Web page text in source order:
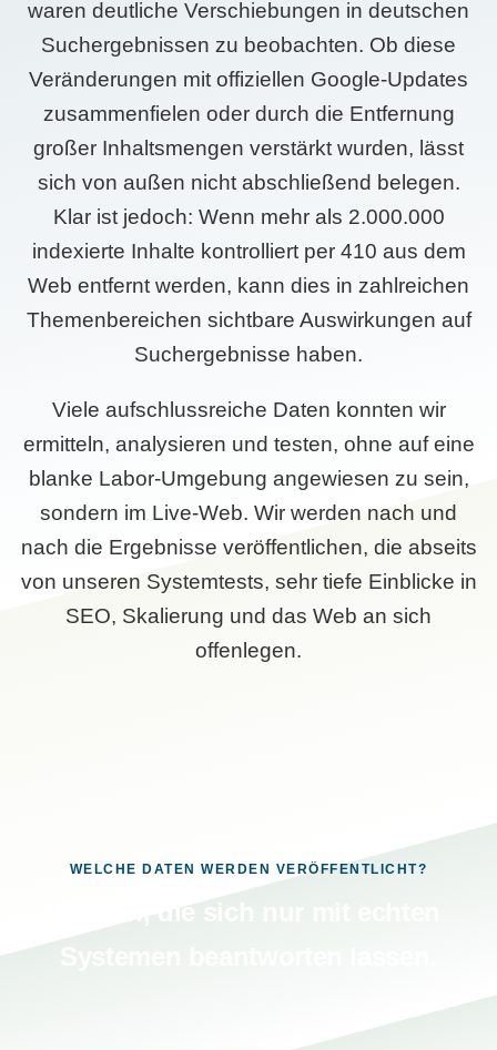
waren deutliche Verschiebungen in deutschen
Suchergebnissen zu beobachten. Ob diese
Veränderungen mit offiziellen Google-Updates
zusammenfielen oder durch die Entfernung
großer Inhaltsmengen verstärkt wurden, lässt
sich von außen nicht abschließend belegen.
Klar ist jedoch: Wenn mehr als 2.000.000
indexierte Inhalte kontrolliert per 410 aus dem
Web entfernt werden, kann dies in zahlreichen
Themenbereichen sichtbare Auswirkungen auf
Suchergebnisse haben.
Viele aufschlussreiche Daten konnten wir
ermitteln, analysieren und testen, ohne auf eine
blanke Labor-Umgebung angewiesen zu sein,
sondern im Live-Web. Wir werden nach und
nach die Ergebnisse veröffentlichen, die abseits
von unseren Systemtests, sehr tiefe Einblicke in
SEO, Skalierung und das Web an sich
offenlegen.
WELCHE DATEN WERDEN VERÖFFENTLICHT?